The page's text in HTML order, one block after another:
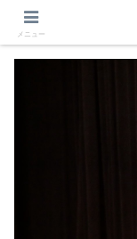
出演情
メニュー